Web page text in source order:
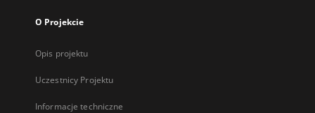
O Projekcie
Opis projektu
Uczestnicy Projektu
Informacje techniczne